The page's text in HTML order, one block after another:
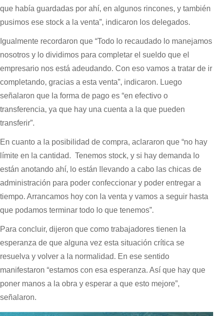
que había guardadas por ahí, en algunos rincones, y también
pusimos ese stock a la venta”, indicaron los delegados.
Igualmente recordaron que “Todo lo recaudado lo manejamos
nosotros y lo dividimos para completar el sueldo que el
empresario nos está adeudando. Con eso vamos a tratar de ir
completando, gracias a esta venta”, indicaron. Luego
señalaron que la forma de pago es “en efectivo o
transferencia, ya que hay una cuenta a la que pueden
transferir”.
En cuanto a la posibilidad de compra, aclararon que “no hay
límite en la cantidad. Tenemos stock, y si hay demanda lo
están anotando ahí, lo están llevando a cabo las chicas de
administración para poder confeccionar y poder entregar a
tiempo. Arrancamos hoy con la venta y vamos a seguir hasta
que podamos terminar todo lo que tenemos”.
Para concluir, dijeron que como trabajadores tienen la
esperanza de que alguna vez esta situación crítica se
resuelva y volver a la normalidad. En ese sentido
manifestaron “estamos con esa esperanza. Así que hay que
poner manos a la obra y esperar a que esto mejore”,
señalaron.